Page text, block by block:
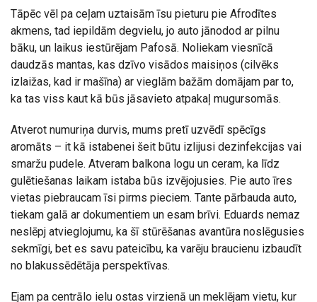
Tāpēc vēl pa ceļam uztaisām īsu pieturu pie Afrodītes
akmens, tad iepildām degvielu, jo auto jānodod ar pilnu
bāku, un laikus iestūrējam Pafosā. Noliekam viesnīcā
daudzās mantas, kas dzīvo visādos maisiņos (cilvēks
izlaižas, kad ir mašīna) ar vieglām bažām domājam par to,
ka tas viss kaut kā būs jāsavieto atpakaļ mugursomās.
Atverot numuriņa durvis, mums pretī uzvēdī spēcīgs
aromāts – it kā istabenei šeit būtu izlijusi dezinfekcijas vai
smaržu pudele. Atveram balkona logu un ceram, ka līdz
gulētiešanas laikam istaba būs izvējojusies. Pie auto īres
vietas piebraucam īsi pirms pieciem. Tante pārbauda auto,
tiekam galā ar dokumentiem un esam brīvi. Eduards nemaz
neslēpj atvieglojumu, ka šī stūrēšanas avantūra noslēgusies
sekmīgi, bet es savu pateicību, ka varēju braucienu izbaudīt
no blakussēdētāja perspektīvas.
Ejam pa centrālo ielu ostas virzienā un meklējam vietu, kur